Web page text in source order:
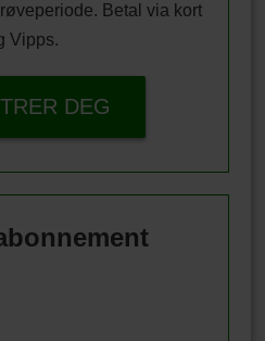
Betal via kort
Vipps.
DEG